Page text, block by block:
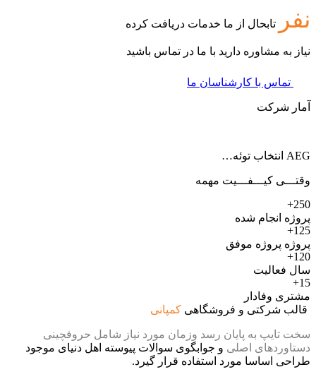
نفر تابحال از ما خدمات دریافت کرده
نیاز به مشاوره دارید با ما در تماس باشید
تماس با کارشناسان ما
آمار شرکت
AEG انتخاب توئه…
وقتـــی کیـــفـــیت مهمه
250+
پروژه انجام شده
125+
پروژه پروژه موفق
120+
سال فعالیت
15+
مشتری وفادار
قالب شرکتی و فروشگاهی کمپانی
سخت تایپ به پایان رسد وزمان مورد نیاز شامل حروفچینی
دستاوردهای اصلی و جوابگوی سوالات پیوسته اهل دنیای موجود
طراحی اساسا مورد استفاده قرار گیرد.